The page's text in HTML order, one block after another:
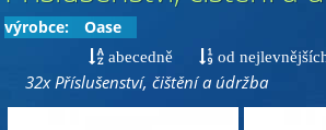
výrobce: Oase
abecedně od
32x Příslušenství, čištění a údržba